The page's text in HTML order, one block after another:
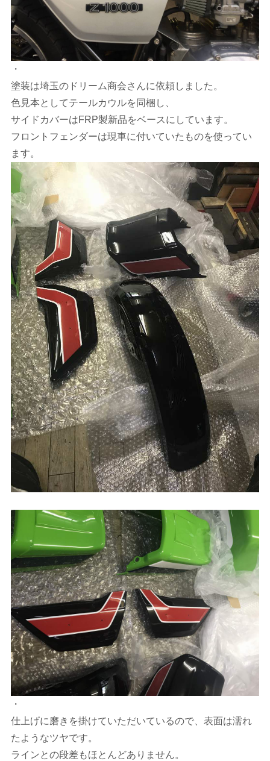
・
塗装は埼玉のドリーム商会さんに依頼しました。
色見本としてテールカウルを同梱し、
サイドカバーはFRP製新品をベースにしています。
フロントフェンダーは現車に付いていたものを使ってい
ます。
・
仕上げに磨きを掛けていただいているので、表面は濡れ
たようなツヤです。
ラインとの段差もほとんどありません。